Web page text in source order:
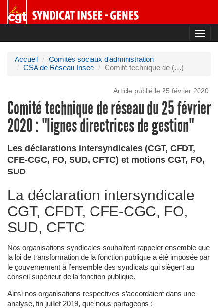
Accueil
Comités sociaux d’administration
CSA de Réseau Insee
Comité technique de (…)
Article publié le 25 février 2020.
Comité technique de réseau du 25 février
2020 : "lignes directrices de gestion"
Les déclarations intersyndicales (CGT, CFDT,
CFE-CGC, FO, SUD, CFTC) et motions CGT, FO,
SUD
La déclaration intersyndicale
CGT, CFDT, CFE-CGC, FO,
SUD, CFTC
Nos organisations syndicales souhaitent rappeler ensemble que
la loi de transformation de la fonction publique a été imposée par
le gouvernement à l’ensemble des syndicats qui siègent au
conseil supérieur de la fonction publique.
Ainsi nos organisations respectives s’accordaient dans une
analyse, fin juillet 2019, que nous partageons :